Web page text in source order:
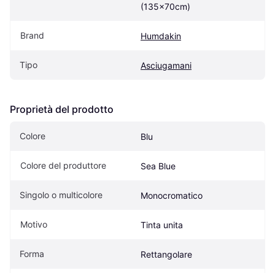
(135x70cm)
Brand Humdakin
Tipo Asciugamani
Proprietà del prodotto
Colore Blu
Colore del produttore Sea Blue
Singolo o multicolore Monocromatico
Motivo Tinta unita
Forma Rettangolare